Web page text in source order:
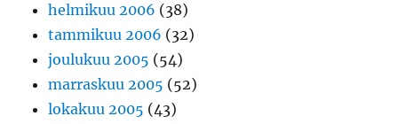
helmikuu 2006 (38)
tammikuu 2006 (32)
joulukuu 2005 (54)
marraskuu 2005 (52)
lokakuu 2005 (43)